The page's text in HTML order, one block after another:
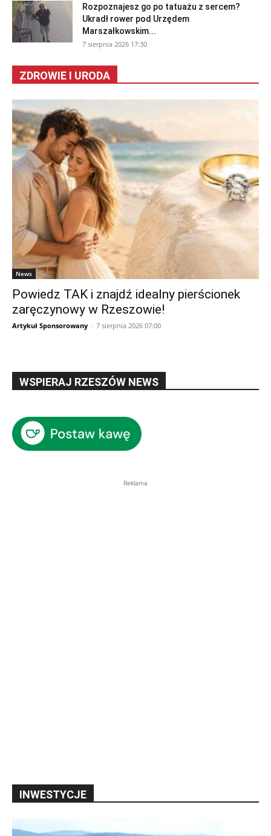
Rozpoznajesz go po tatuażu z sercem?
Ukradł rower pod Urzędem
Marszałkowskim...
7 sierpnia 2026 17:30
ZDROWIE I URODA
News
Powiedz TAK i znajdź idealny pierścionek
zaręczynowy w Rzeszowie!
Artykuł Sponsorowany - 7 sierpnia 2026 07:00
WSPIERAJ RZESZÓW NEWS
Reklama
INWESTYCJE